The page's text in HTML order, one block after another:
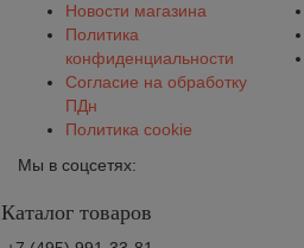
Новости магазина
Политика
конфиденциальности
Согласие на обработку
ПДн
Политика cookie
Мы в соцсетях:
Каталог товаров